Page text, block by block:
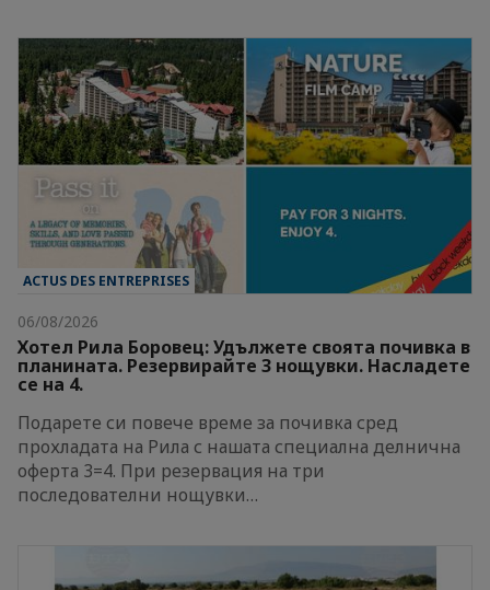
ACTUS DES ENTREPRISES
06/08/2026
Хотел Рила Боровец: Удължете своята почивка в
планината. Резервирайте 3 нощувки. Насладете
се на 4.
Подарете си повече време за почивка сред
прохладата на Рила с нашата специална делнична
оферта 3=4. При резервация на три
последователни нощувки…